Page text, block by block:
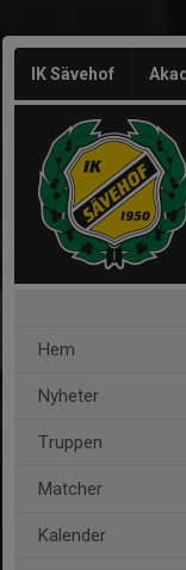
IK Sävehof
Hem
Nyheter
Truppen
Matcher
Kalender